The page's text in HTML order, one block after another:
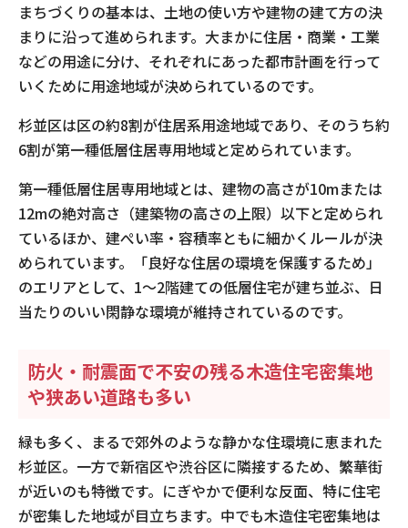
まちづくりの基本は、土地の使い方や建物の建て方の決
まりに沿って進められます。大まかに住居・商業・工業
などの用途に分け、それぞれにあった都市計画を行って
いくために用途地域が決められているのです。
杉並区は区の約8割が住居系用途地域であり、そのうち約
6割が第一種低層住居専用地域と定められています。
第一種低層住居専用地域とは、建物の高さが10mまたは
12mの絶対高さ（建築物の高さの上限）以下と定められ
ているほか、建ぺい率・容積率ともに細かくルールが決
められています。「良好な住居の環境を保護するため」
のエリアとして、1～2階建ての低層住宅が建ち並ぶ、日
当たりのいい閑静な環境が維持されているのです。
防火・耐震面で不安の残る木造住宅密集地
や狭あい道路も多い
緑も多く、まるで郊外のような静かな住環境に恵まれた
杉並区。一方で新宿区や渋谷区に隣接するため、繁華街
が近いのも特徴です。にぎやかで便利な反面、特に住宅
が密集した地域が目立ちます。中でも木造住宅密集地は